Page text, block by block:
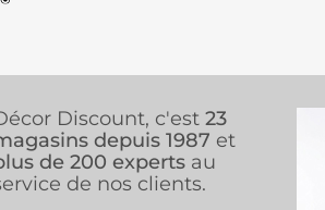
Discount, c'est 23
depuis 1987 et
de 200 experts au
de nos clients.